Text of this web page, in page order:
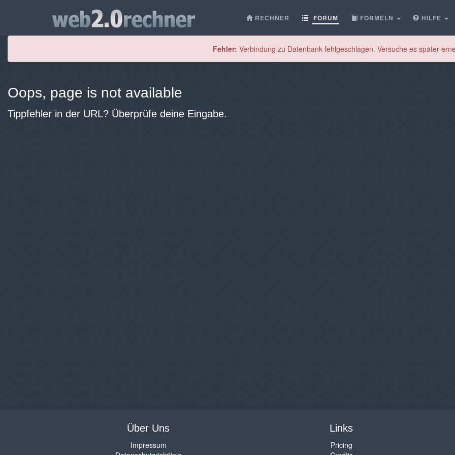
RECHNER FORUM FORMELN HILFE
Fehler: Verbindung zu Datenbank fehlgeschlagen. Versuche es später
Oops, page is not available
Tippfehler in der URL? Überprüfe deine Eingabe.
Über Uns
Impressum
Links
Pricing